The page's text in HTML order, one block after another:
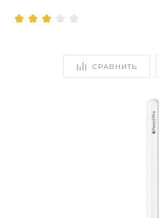
СРАВНИТЬ